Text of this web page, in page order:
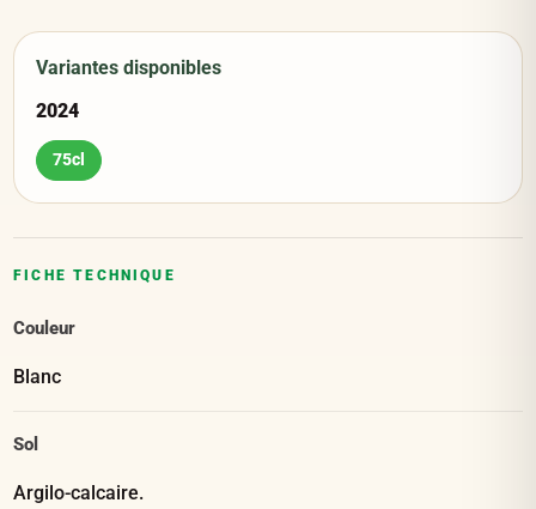
Variantes disponibles
2024
75cl
FICHE TECHNIQUE
Couleur
Blanc
Sol
Argilo-calcaire.